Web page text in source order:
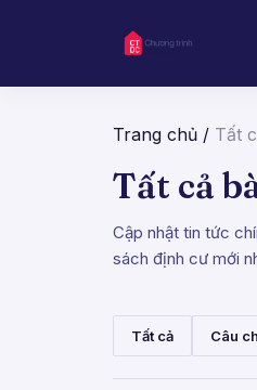
Trang chủ / Tất
Tất cả
Cập nhật tin tức
sách định cư mới
Tất cả Câu